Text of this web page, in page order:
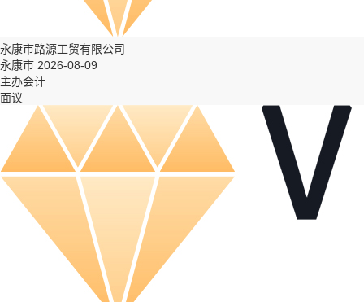
永康市路源工贸有限公司
永康市 2026-08-09
主办会计
面议